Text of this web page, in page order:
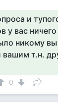
и
у вас
никому
вашим т.н.
0